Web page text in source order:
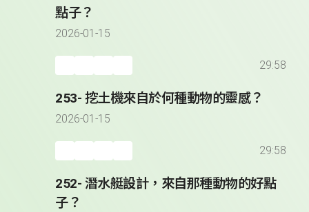
點子？
2026-01-15
29:58
253- 挖土機來自於何種動物的靈感？
2026-01-15
29:58
252- 潛水艇設計，來自那種動物的好點
子？